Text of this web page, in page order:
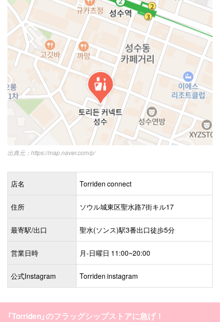
https://map.naver.com/p/
店名 Torriden connect
住所 ソウル城東区聖水路7街キル17
最寄駅/出口 聖水(ソンス)駅3番出口徒歩5分
営業日時 月-日曜日 11:00~20:00
公式Instagram Torriden instagram
「Torriden」のフラッグシップストアに急げ！